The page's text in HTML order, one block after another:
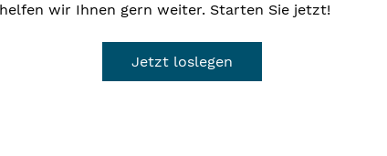
helfen wir Ihnen gern weiter. Starten Sie jetzt!
Jetzt loslegen